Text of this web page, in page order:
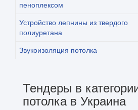
пеноплексом
Устройство лепнины из твердого
полиуретана
Звукоизоляция потолка
Тендеры в
потолка в Украина